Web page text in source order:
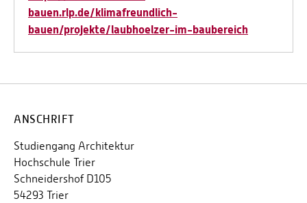
bauen.rlp.de/klimafreundlich-
bauen/projekte/laubhoelzer-im-baubereich
ANSCHRIFT
Studiengang Architektur
Hochschule Trier
Schneidershof D105
54293 Trier